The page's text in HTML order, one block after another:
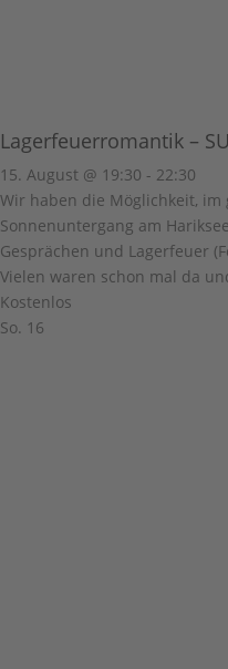
Lagerfeuerromantik –
15. August @ 19:30 - 22:30
Wir haben die Möglichkeit,
Sonnenuntergang am
Gesprächen und Lagerfeuer
Vielen waren schon mal da
Kostenlos
So. 16